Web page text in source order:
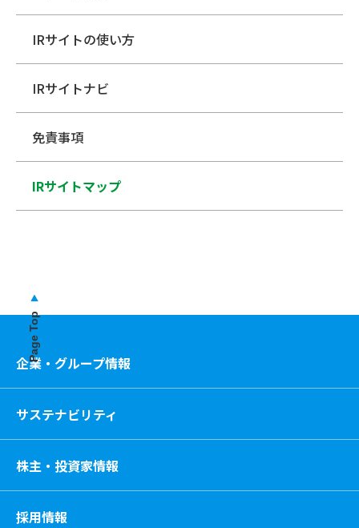
IRサイトの使い方
IRサイトナビ
免責事項
IRサイトマップ
Page Top
企業・グループ情報
サステナビリティ
株主・投資家情報
採用情報